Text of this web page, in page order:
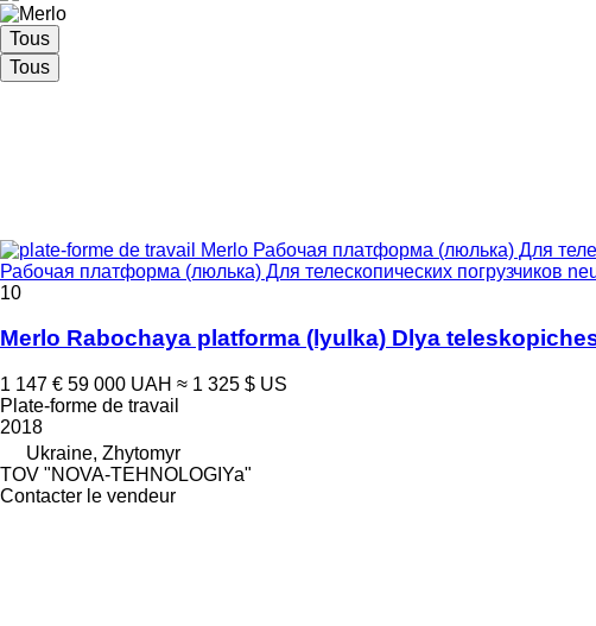
Tous
Tous
Рабочая платформа (люлька) Для телескопических погрузчиков
10
Merlo Rabochaya platforma (lyulka) Dlya
1 147 € 59 000 UAH ≈ 1 325 $ US
Plate-forme de travail
2018
Ukraine, Zhytomyr
TOV "NOVA-TEHNOLOGIYa"
Contacter le vendeur